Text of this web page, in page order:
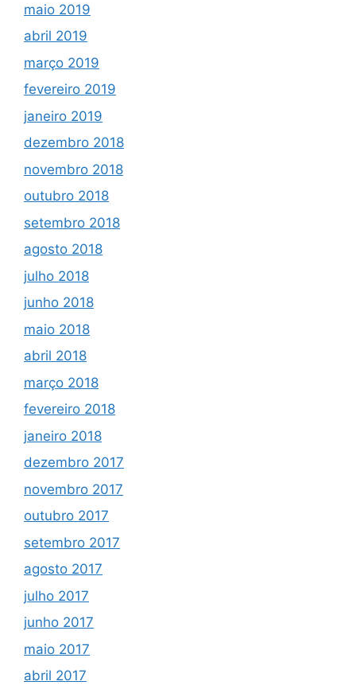
maio 2019
abril 2019
março 2019
fevereiro 2019
janeiro 2019
dezembro 2018
novembro 2018
outubro 2018
setembro 2018
agosto 2018
julho 2018
junho 2018
maio 2018
abril 2018
março 2018
fevereiro 2018
janeiro 2018
dezembro 2017
novembro 2017
outubro 2017
setembro 2017
agosto 2017
julho 2017
junho 2017
maio 2017
abril 2017